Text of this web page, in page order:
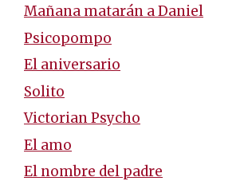
Mañana matarán a Daniel
Psicopompo
El aniversario
Solito
Victorian Psycho
El amo
El nombre del padre